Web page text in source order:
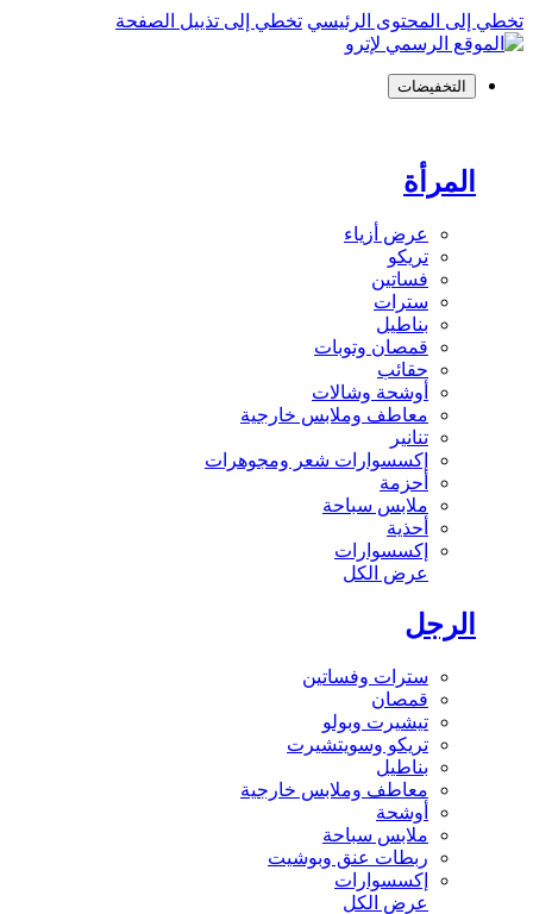
تخطي إلى المحتوى الرئيسي تخطي إلى تذييل الصفحة
التخفيضات
المرأة
عرض أزياء
تريكو
فساتين
سترات
بناطيل
قمصان وتوبات
حقائب
أوشحة وشالات
معاطف وملابس خارجية
تنانير
إكسسوارات شعر ومجوهرات
أحزمة
ملابس سباحة
أحذية
إكسسوارات
عرض الكل
الرجل
سترات وفساتين
قمصان
تيشيرت وبولو
تريكو وسويتشيرت
بناطيل
معاطف وملابس خارجية
أوشحة
ملابس سباحة
ربطات عنق وبوشيت
إكسسوارات
عرض الكل